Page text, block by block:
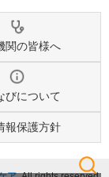
関の皆様へ
びについて
報保護方針